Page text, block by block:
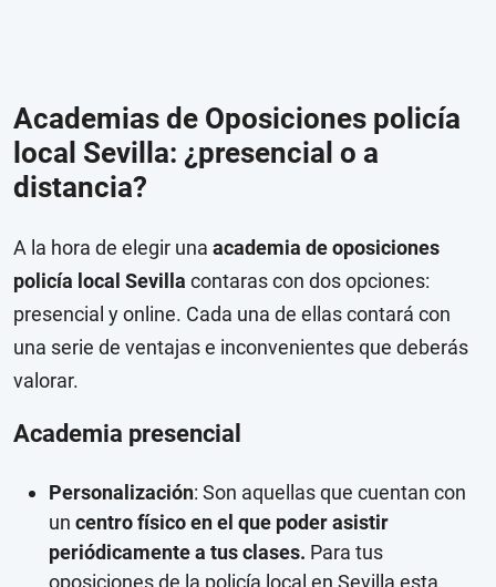
Academias de Oposiciones policía
local Sevilla: ¿presencial o a
distancia?
A la hora de elegir una academia de oposiciones
policía local Sevilla contaras con dos opciones:
presencial y online. Cada una de ellas contará con
una serie de ventajas e inconvenientes que deberás
valorar.
Academia presencial
Personalización: Son aquellas que cuentan con
un centro físico en el que poder asistir
periódicamente a tus clases. Para tus